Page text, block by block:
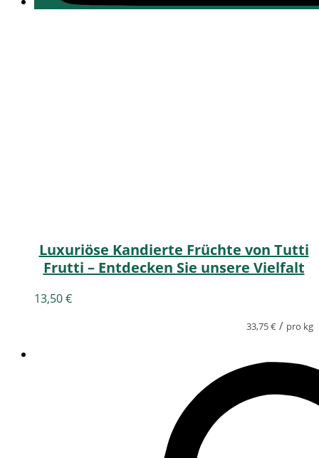
Luxuriöse Kandierte Früchte von Tutti
Frutti – Entdecken Sie unsere Vielfalt
13,50€
33,75€ / pro kg